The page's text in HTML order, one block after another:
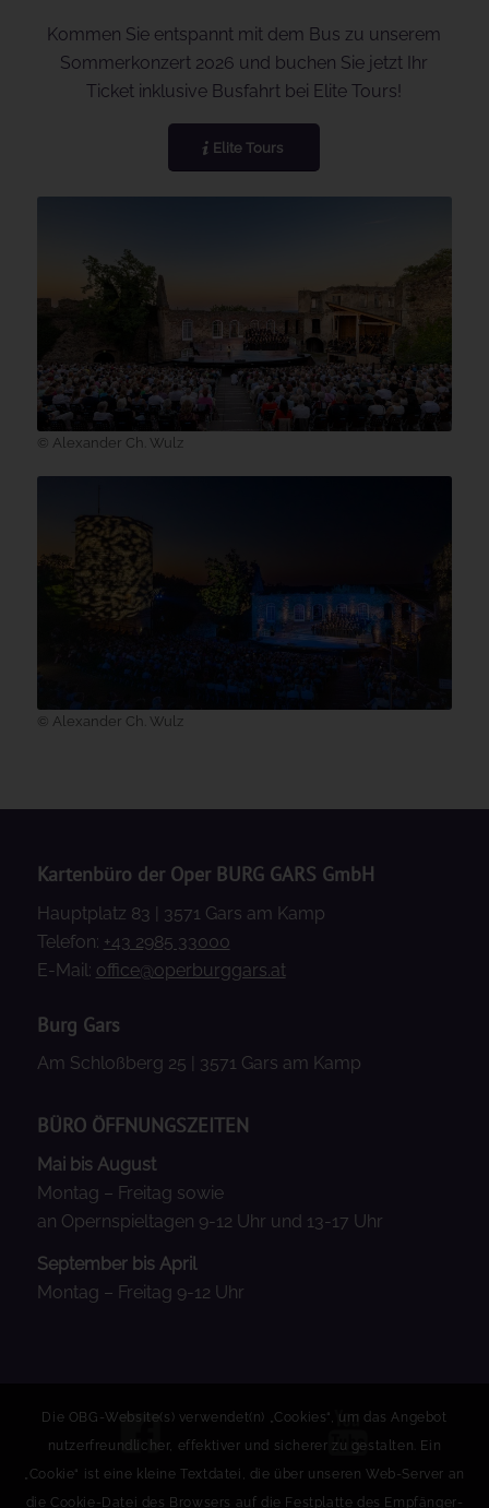
Kommen Sie entspannt mit dem Bus zu unserem
Sommerkonzert 2026 und buchen Sie jetzt Ihr
Ticket inklusive Busfahrt bei Elite Tours!
Elite Tours
© Alexander Ch. Wulz
© Alexander Ch. Wulz
Kartenbüro der Oper BURG GARS GmbH
Hauptplatz 83 | 3571 Gars am Kamp
Telefon: +43 2985 33000
E-Mail: office@operburggars.at
Burg Gars
Am Schloßberg 25 | 3571 Gars am Kamp
BÜRO ÖFFNUNGSZEITEN
Mai bis August
Montag – Freitag sowie
an Opernspieltagen 9-12 Uhr und 13-17 Uhr
September bis April
Montag – Freitag 9-12 Uhr
Die OBG-Website(s) verwendet(n) „Cookies“, um das Angebot
nutzerfreundlicher, effektiver und sicherer zu gestalten. Ein
„Cookie“ ist eine kleine Textdatei, die über unseren Web-Server an
die Cookie-Datei des Browsers auf die Festplatte des Empfänger-